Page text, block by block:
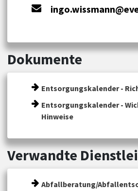
Dokumente
Entsorgungskalender -
Entsorgungskalender -
Hinweise
Verwandte
Abfallberatung/